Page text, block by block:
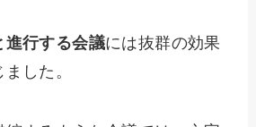
進行する会議には抜群の効果
した。